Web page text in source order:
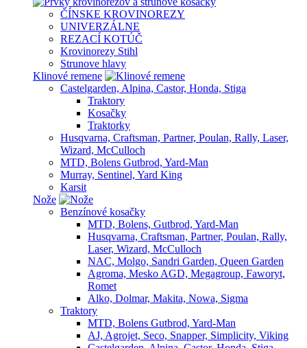
ČÍNSKE KROVINOREZY
UNIVERZÁLNE
REZACÍ KOTÚČ
Krovinorezy Stihl
Strunove hlavy
Klinové remene
Castelgarden, Alpina, Castor, Honda, Stiga
Traktory
Kosačky
Traktorky
Husqvarna, Craftsman, Partner, Poulan, Rally, Laser,
Wizard, McCulloch
MTD, Bolens Gutbrod, Yard-Man
Murray, Sentinel, Yard King
Karsit
Nože
Benzínové kosačky
MTD, Bolens, Gutbrod, Yard-Man
Husqvarna, Craftsman, Partner, Poulan, Rally,
Laser, Wizard, McCulloch
NAC, Molgo, Sandri Garden, Queen Garden
Agroma, Mesko AGD, Megagroup, Faworyt,
Romet
Alko, Dolmar, Makita, Nowa, Sigma
Traktory
MTD, Bolens Gutbrod, Yard-Man
AJ, Agrojet, Seco, Snapper, Simplicity, Viking